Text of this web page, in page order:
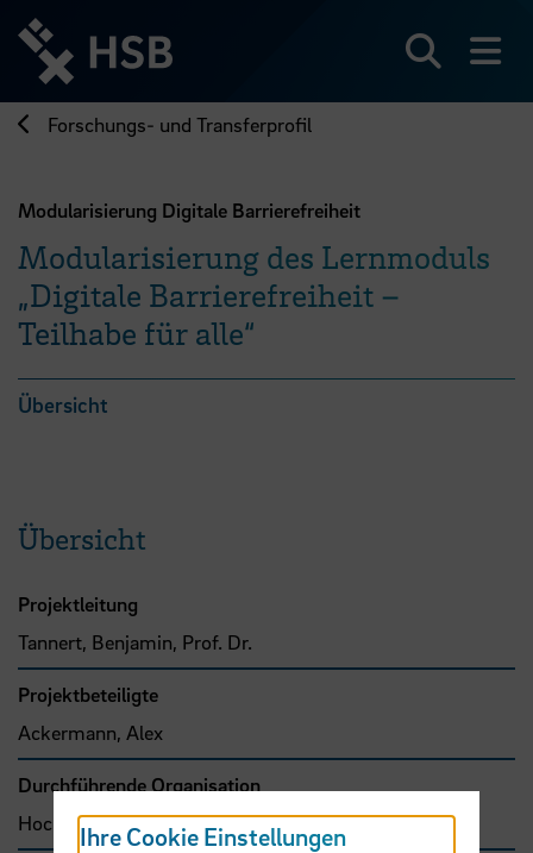
zum
Seiteninhalt
springen
Forschungs- und Transferprofil
Modularisierung Digitale Barrierefreiheit
Modularisierung des Lernmoduls
„Digitale Barrierefreiheit –
Teilhabe für alle“
Übersicht
Übersicht
Projektleitung
Tannert, Benjamin, Prof. Dr.
Projektbeteiligte
Ackermann, Alex
Durchführende Organisation
Hochschule Bremen, Fakultät 4
Ihre Cookie Einstellungen